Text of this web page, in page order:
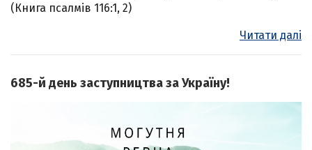
(Книга псалмів 116:1, 2)
Читати далі
685-й день заступництва за Україну!